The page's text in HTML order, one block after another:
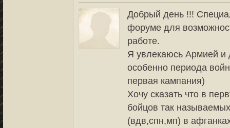
Добрый день !!!
форуме для
работе.
Я увлекаюсь Армией и
особенно периода
первая кампания)
Хочу сказать что в
бойцов так
(вдв,спн,мп) в